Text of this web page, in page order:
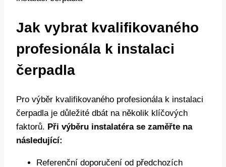
Jak vybrat kvalifikovaného
profesionála k instalaci
čerpadla
Pro výběr kvalifikovaného profesionála k instalaci
čerpadla je důležité dbát na několik klíčových
faktorů. Při výběru instalatéra se zaměřte na
následující:
Referenční doporučení od předchozích